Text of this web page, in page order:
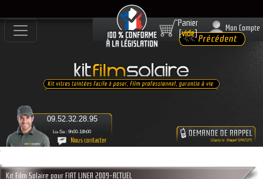
Lu-Sa : 9h00-18h00
09.52.32.28.95
Panier
[vide]
Mon Compte
Kit Film Solaire pour FIAT LINEA 2009-ACTUEL